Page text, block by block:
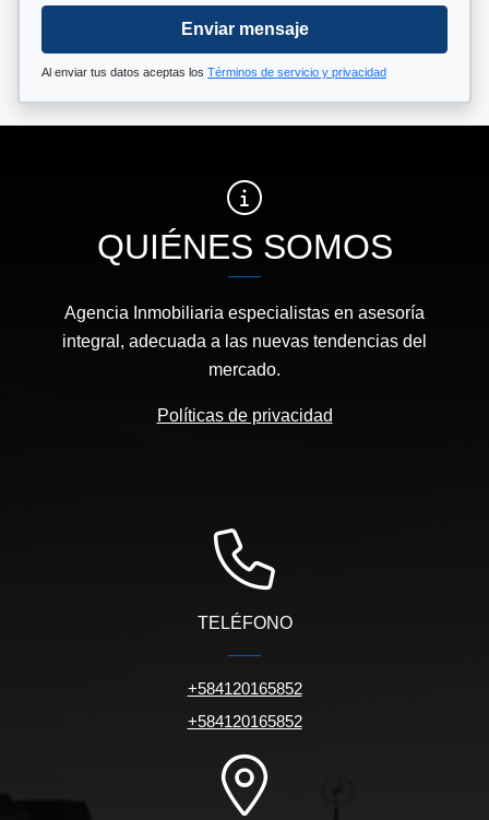
Enviar mensaje
Al enviar tus datos aceptas los Términos de servicio y privacidad
QUIÉNES SOMOS
Agencia Inmobiliaria especialistas en asesoría
integral, adecuada a las nuevas tendencias del
mercado.
Políticas de privacidad
TELÉFONO
+584120165852
+584120165852